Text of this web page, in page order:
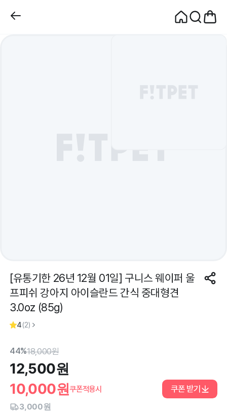
[유통기한 26년 12월 01일] 구니스 웨이퍼 울
프피쉬 강아지 아이슬란드 간식 중대형견
3.0oz (85g)
4(2)
44%18,000원
12,500원
10,000원쿠폰적용시 쿠폰 받기
3,000원